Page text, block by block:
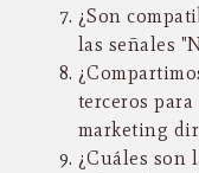
¿Son
las señales
terceros
marketing
¿Cuáles son